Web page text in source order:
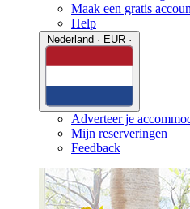
Maak een gratis
Help
Adverteer je
Mijn reserveringen
Feedback